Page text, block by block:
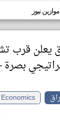
نيوز
يعلن قرب
Economics